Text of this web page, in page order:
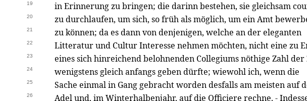
19 in Erinnerung zu bringen; die darinn bestehen, sie gleichsam
20 zu durchlaufen, um sich, so früh als möglich, um ein Amt
21 zu können; da es dann von denjenigen, welche an der eleganten
22 Litteratur und Cultur Interesse nehmen möchten, nicht eine zu
23 eines sich hinreichend belohnenden Collegiums nöthige Zahl der
24 wenigstens gleich anfangs geben dürfte; wiewohl ich, wenn die
25 Sache einmal in Gang gebracht worden desfalls am meisten auf
26 Adel und, im Winterhalbenjahr, auf die Officiere rechne. -